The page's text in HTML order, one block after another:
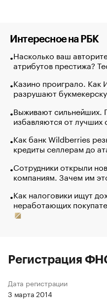
Интересное на РБК
Насколько ваш
атрибутов престижа?
Казино проиграло. Как
разрушают
Выживают сильнейших.
избавляются от лучших
Как банк Wildberries
кредиты селлерам до
Сотрудники открыли
компаниям. Зачем им
Как налоговики ищут
неработающих
Регистрация
Дата регистрации
3 марта 2014